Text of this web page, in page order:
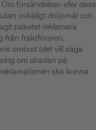
försändelsen eller dess
oskäligt dröjsmål och
paketet reklamera
från fraktföraren.
ombud (det vill säga
om skadan på
ska kunna